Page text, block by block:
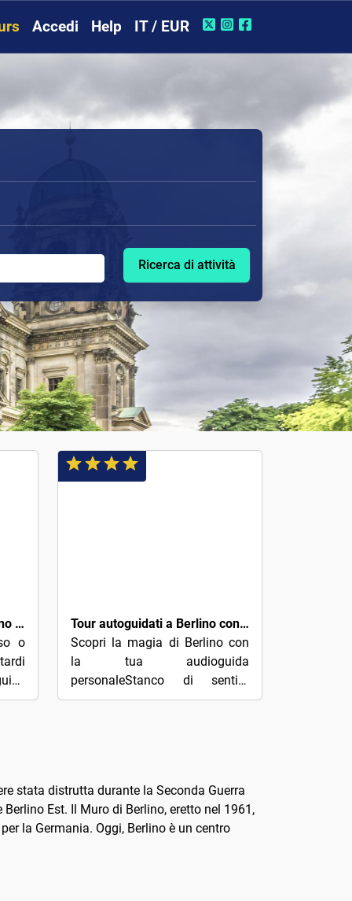
Accedi Help IT / EUR
Ricerca di attività
Rude Bastards tour di Berlino : No Walls - No Wars – No Nazis
o
le
Tour autoguidati a Berlino con 100 storie audio accattivanti
Scopri la magia di Berlino con
la tua audioguida
personaleStanco di sentirti
turistico — ma vuoi ancora
stata distrutta durante la Seconda Guerra
Est. Il Muro di Berlino, eretto nel 1961,
la Germania. Oggi, Berlino è un centro